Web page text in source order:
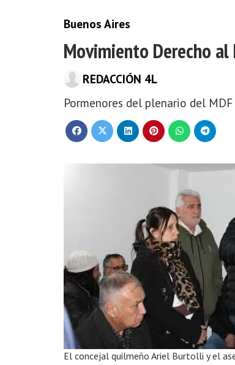
Movimiento Derecho
Pormenores del plenario del
Buenos Aires
REDACCIÓN 4L
El concejal quilmeño Ariel Burtolli y el